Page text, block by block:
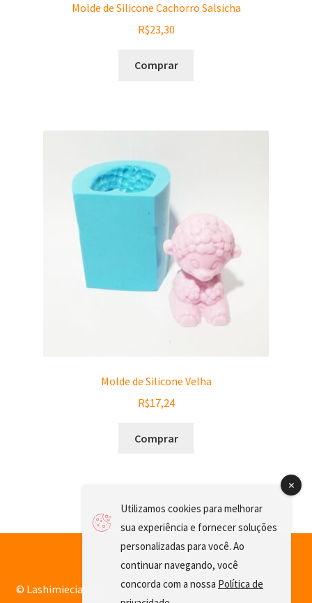
Molde de Silicone Cachorro Salsicha
R$23,30
Comprar
Molde de Silicone Velha
R$17,24
Comprar
© Lashimiecia 2026
Utilizamos cookies para melhorar
sua experiência e fornecer soluções
personalizadas para você. Ao
continuar navegando, você
concorda com a nossa Política de